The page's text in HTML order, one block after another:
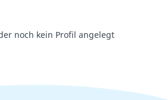
noch kein Profil angelegt